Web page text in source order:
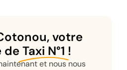
votre
deTaxi N°1 !
et nous nous